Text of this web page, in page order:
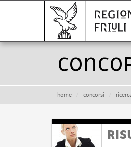
home concorsi